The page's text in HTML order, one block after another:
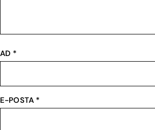
AD *
E-POSTA *